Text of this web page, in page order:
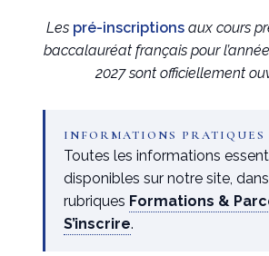
Les pré-inscriptionsaux cours
baccalauréat français pour
2027 sont officiellement
INFORMATIONS PRATIQUES
Toutes les informations
disponibles sur notre site,
rubriques Formations &
S’inscrire.